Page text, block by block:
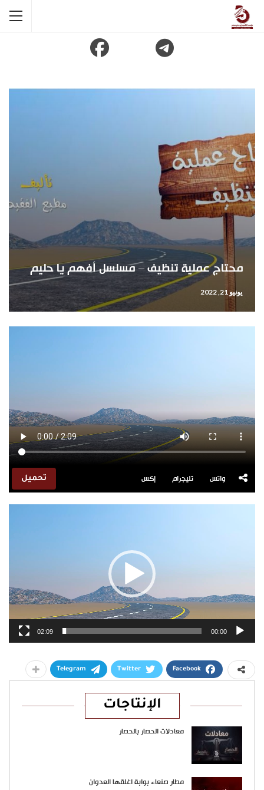
محتاج عملية تنظيف – مسلسل أفهم يا حليم
يونيو 21, 2022
واتس تليجرام إكس تحميل
00:00
02:09
Facebook
Twitter
Telegram
الإنتاجات
معادلات الحصار بالحصار
مطار صنعاء بوابة اغلقها العدوان